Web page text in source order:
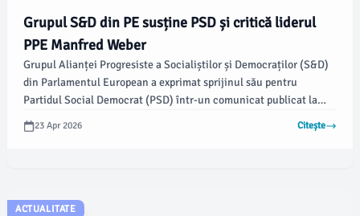
Grupul S&D din PE susține PSD și critică liderul
PPE Manfred Weber
Grupul Alianței Progresiste a Socialiștilor și Democraților (S&D)
din Parlamentul European a exprimat sprijinul său pentru
Partidul Social Democrat (PSD) într-un comunicat publicat la
Bruxelles, în care îl contestă pe liderul Partidului Popular
European (PPE), Manfred Weber, pentru „lipsă de coerență
23 Apr 2026 Citește
ACTUALITATE